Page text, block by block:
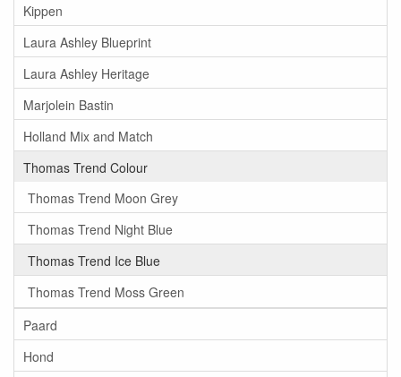
Kippen
Laura Ashley Blueprint
Laura Ashley Heritage
Marjolein Bastin
Holland Mix and Match
Thomas Trend Colour
Thomas Trend Moon Grey
Thomas Trend Night Blue
Thomas Trend Ice Blue
Thomas Trend Moss Green
Paard
Hond